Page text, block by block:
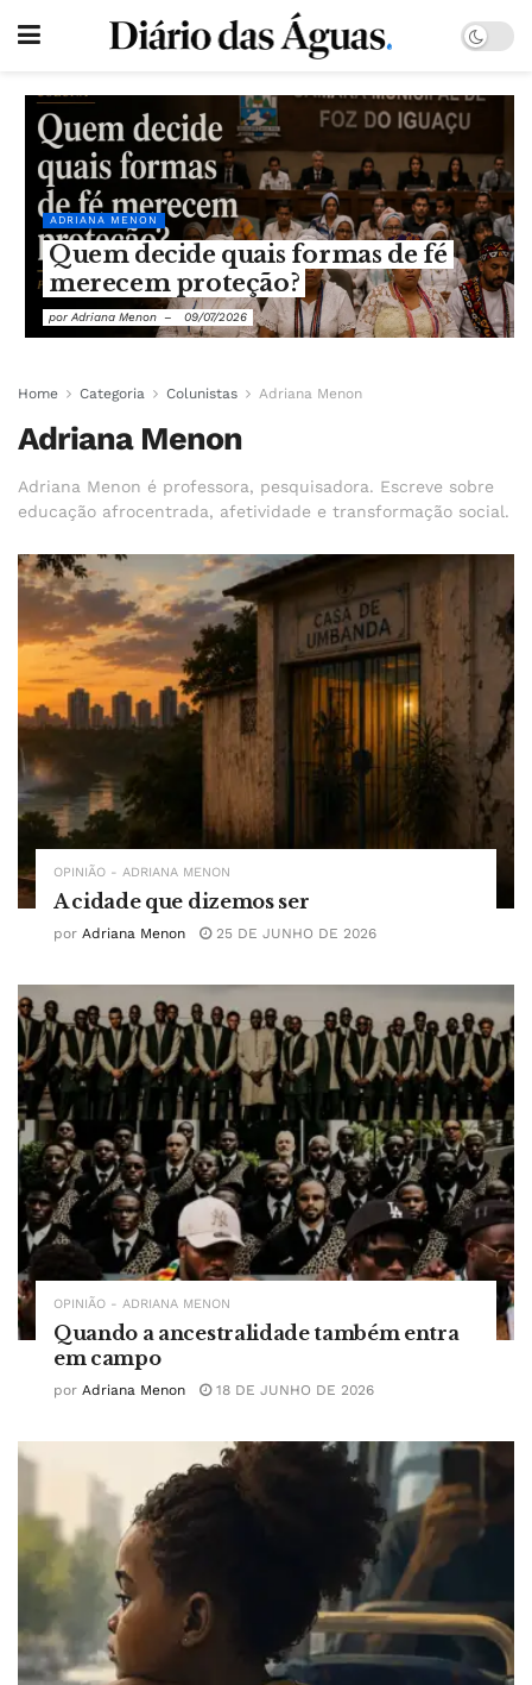
ADRIANA MENON
Quem decide quais formas de fé
merecem proteção?
por Adriana Menon 09/07/2026
Home Categoria Colunistas Adriana Menon
Adriana Menon
Adriana Menon é professora, pesquisadora. Escreve sobre
educação afrocentrada, afetividade e transformação social.
OPINIÃO - ADRIANA MENON
A cidade que dizemos ser
por Adriana Menon 25 DE JUNHO DE 2026
OPINIÃO - ADRIANA MENON
Quando a ancestralidade também entra
em campo
por Adriana Menon 18 DE JUNHO DE 2026